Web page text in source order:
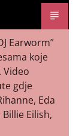
Earworm”
koje
Video
gdje
Eda
Eilish,